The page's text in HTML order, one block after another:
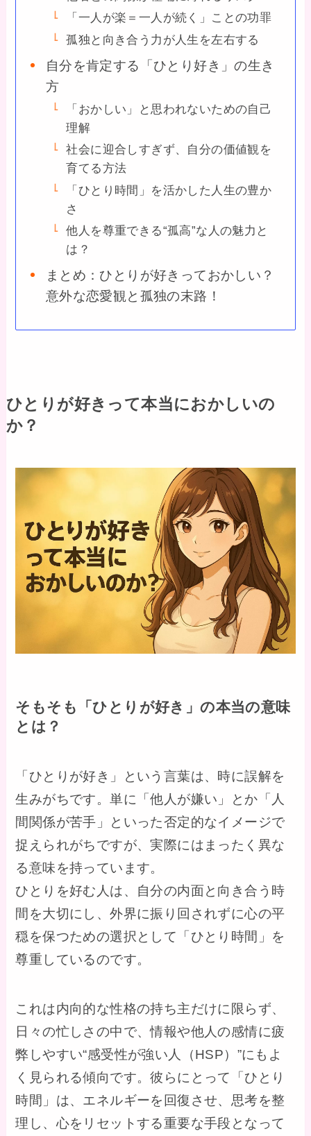
「一人が楽＝一人が続く」ことの功罪
孤独と向き合う力が人生を左右する
自分を肯定する「ひとり好き」の生き
方
「おかしい」と思われないための自己
理解
社会に迎合しすぎず、自分の価値観を
育てる方法
「ひとり時間」を活かした人生の豊か
さ
他人を尊重できる“孤高”な人の魅力と
は？
まとめ：ひとりが好きっておかしい？
意外な恋愛観と孤独の末路！
ひとりが好きって本当におかしいの
か？
そもそも「ひとりが好き」の本当の意味
とは？
「ひとりが好き」という言葉は、時に誤解を
生みがちです。単に「他人が嫌い」とか「人
間関係が苦手」といった否定的なイメージで
捉えられがちですが、実際にはまったく異な
る意味を持っています。
ひとりを好む人は、自分の内面と向き合う時
間を大切にし、外界に振り回されずに心の平
穏を保つための選択として「ひとり時間」を
尊重しているのです。
これは内向的な性格の持ち主だけに限らず、
日々の忙しさの中で、情報や他人の感情に疲
弊しやすい“感受性が強い人（HSP）”にもよ
く見られる傾向です。彼らにとって「ひとり
時間」は、エネルギーを回復させ、思考を整
理し、心をリセットする重要な手段となって